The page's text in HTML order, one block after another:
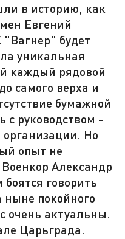
в историю, как
Евгений
будет
уникальная
каждый рядовой
самого верха и
бумажной
с руководством -
Но
опыт не
Александр
говорить
ныне покойного
очень актуальны.
Царьграда.